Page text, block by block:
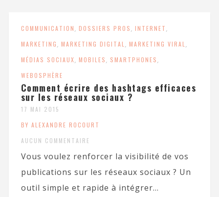
COMMUNICATION, DOSSIERS PROS, INTERNET,
MARKETING, MARKETING DIGITAL , MARKETING VIRAL ,
MÉDIAS SOCIAUX, MOBILES, SMARTPHONES,
WEBOSPHÈRE
Comment écrire des hashtags efficaces
sur les réseaux sociaux ?
17 MAI 2015
BY ALEXANDRE ROCOURT
AUCUN COMMENTAIRE
Vous voulez renforcer la visibilité de vos
publications sur les réseaux sociaux ? Un
outil simple et rapide à intégrer...